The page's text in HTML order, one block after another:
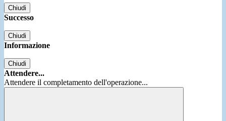
Chiudi
Successo
Chiudi
Informazione
Chiudi
Attendere...
Attendere il completamento dell'operazione...